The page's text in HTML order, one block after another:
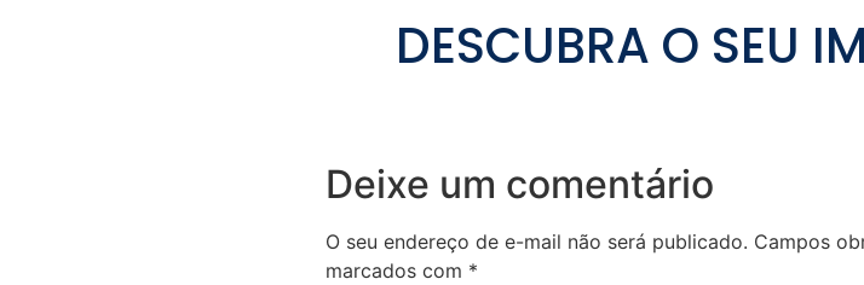
DESCUBRA O SEU
Deixe um comentário
O seu endereço de e-mail não será publicado. Campos
marcados com *